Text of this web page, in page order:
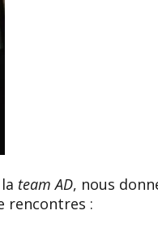
team AD, nous
rencontres :